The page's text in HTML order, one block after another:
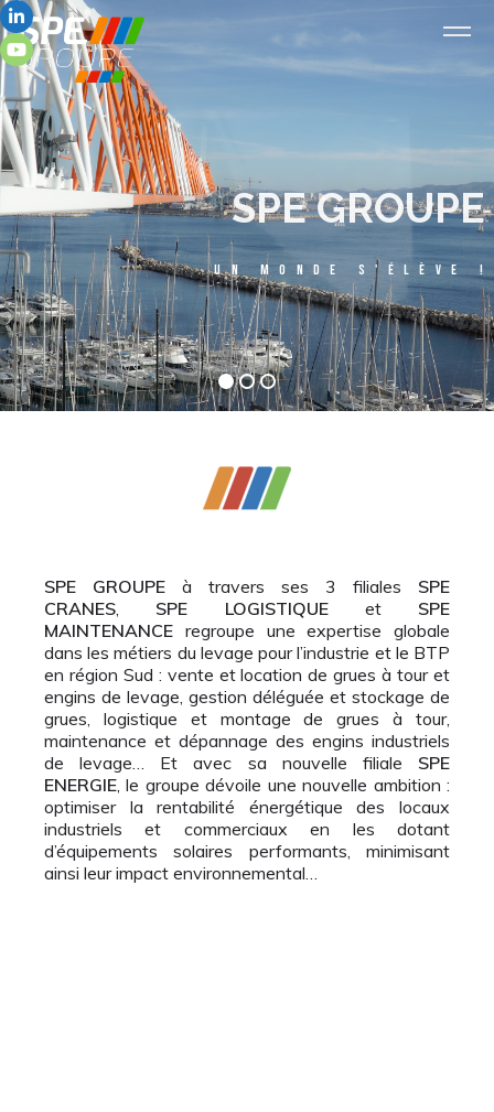
SPE GROUPE
UN MONDE S'ÉLÈVE !
SPE GROUPE à travers ses 3 filiales SPE
CRANES, SPE LOGISTIQUEet SPE
MAINTENANCE regroupe une expertise globale
dans les métiers du levage pour l’industrie et le BTP
en région Sud : vente et location de grues à tour et
engins de levage, gestion déléguée et stockage de
grues, logistique et montage de grues à tour,
maintenance et dépannage des engins industriels
de levage… Et avec sa nouvelle filiale SPE
ENERGIE, le groupe dévoile une nouvelle ambition :
optimiser la rentabilité énergétique des locaux
industriels et commerciaux en les dotant
d’équipements solaires performants, minimisant
ainsi leur impact environnemental…